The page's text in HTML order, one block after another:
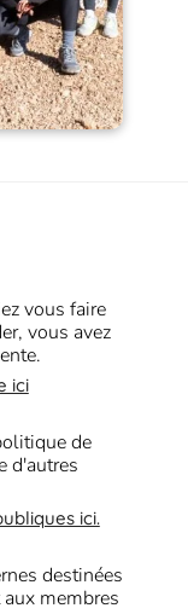
vous faire
vous avez
ici
de
d'autres
ici.
destinées
membres